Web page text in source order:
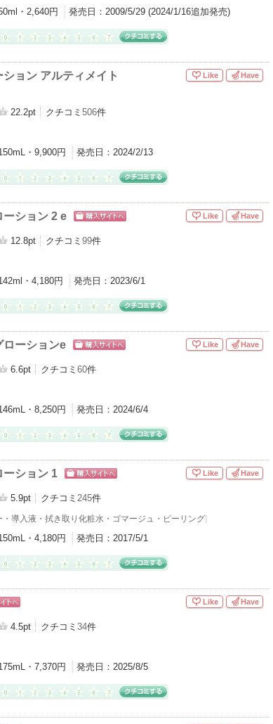
・2,640円 発売日： 2009/5/29 (2024/1/16追加発売)
ョン アルティメイト
22.2pt クチコミ 506件
・9,900円 発売日： 2024/2/13
Like Have
ーション 2 e
グサイトへ
12.8pt クチコミ 99件
・4,180円 発売日： 2023/6/1
Like Have
ローションe
グサイトへ
6.6pt クチコミ 60件
・8,250円 発売日： 2024/6/4
Like Have
ーション 1
グサイトへ
5.9pt クチコミ 245件
・導入液 ・ 拭き取り化粧水 ・ ゴマージュ・ピーリング]
・4,180円 発売日： 2017/5/1
Like Have
へ4.5pt クチコミ 34件
・7,370円 発売日： 2025/8/5
Like Have